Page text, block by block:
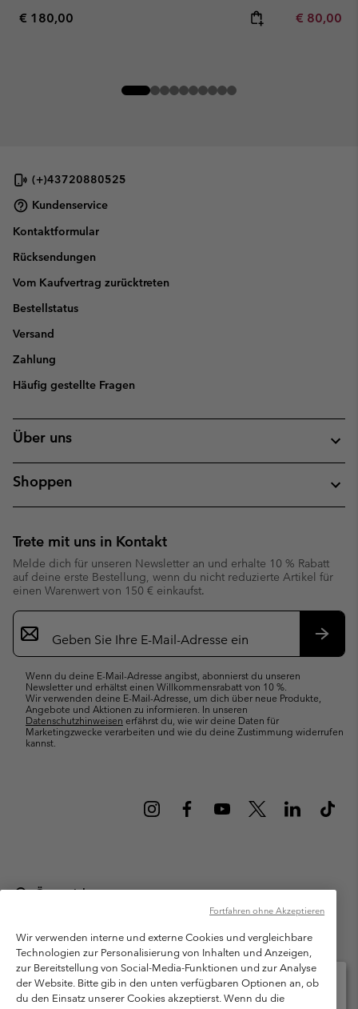
Regular price:
€ 180,00 Minimum
€ 80,00
(+)43720880525
Kundenservice
Kontaktformular
Rücksendungen
Vom Kaufvertrag zurücktreten
Bestellstatus
Versand
Zahlung
Häufig gestellte Fragen
Über uns
Shoppen
Trete mit uns in Kontakt
Melde dich für unseren Newsletter an und erhalte 10 % Rabatt
auf deine erste Bestellung, wenn du nicht reduzierte Artikel für
einen Warenwert von 150 € einkaufst.
Newsletter-
Anmeldung
Wenn du deine E-Mail-Adresse angibst, abonnierst du unseren
Newsletter und erhältst einen Willkommensrabatt von 10 %.
Wir verwenden deine E-Mail-Adresse, um dich über neue Produkte,
Angebote und Aktionen zu informieren. In unseren
Datenschutzhinweisen erfährst du, wie wir deine Daten für
Marketingzwecke verarbeiten und wie du deine Zustimmung widerrufen
kannst.
Österreich
Columbia Sportswear Austria GmbH. Moosfeldstraße 1, 5101
Bergheim, Salzburg Österreich. Alle Rechte vorbehalten.
Nutzungsbedingungen
Allgemeine Verkaufsbedingungen
Garantie
Datenschutzerklärung
Bestimmungen und Bedingungen des Mitglieder Programms
Wir verwenden interne und externe Cookies und vergleichbare
Technologien zur Personalisierung von Inhalten und Anzeigen,
zur Bereitstellung von Social-Media-Funktionen und zur Analyse
der Website. Bitte gib in den unten verfügbaren Optionen an, ob
du den Einsatz unserer Cookies akzeptierst. Wenn du die
Fortfahren ohne Akzeptieren